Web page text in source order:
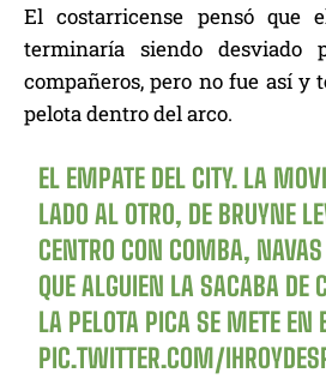
El costarricense pensó que
terminaría siendo desviado
compañeros, pero no fue así y
pelota dentro del arco.
EL EMPATE DEL CITY. LA
LADO AL OTRO, DE BRUYNE
CENTRO CON COMBA, NAVAS
QUE ALGUIEN LA SACABA DE
LA PELOTA PICA SE METE EN
PIC.TWITTER.COM/